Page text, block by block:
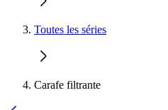
Toutes les séries
Carafe filtrante